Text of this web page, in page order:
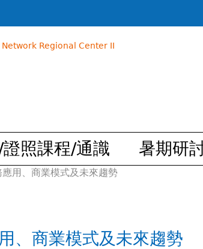
Network Regional Center II
照課程/通識 暑期研
用、商業模式及未來趨勢
、商業模式及未來趨勢